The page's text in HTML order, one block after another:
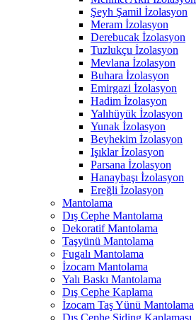
Şeyh Şamil İzolasyon
Meram İzolasyon
Derebucak İzolasyon
Tuzlukçu İzolasyon
Mevlana İzolasyon
Buhara İzolasyon
Emirgazi İzolasyon
Hadim İzolasyon
Yalıhüyük İzolasyon
Yunak İzolasyon
Beyhekim İzolasyon
Işıklar İzolasyon
Parsana İzolasyon
Hanaybaşı İzolasyon
Ereğli İzolasyon
Mantolama
Dış Cephe Mantolama
Dekoratif Mantolama
Taşyünü Mantolama
Fugalı Mantolama
İzocam Mantolama
Yalı Baskı Mantolama
Dış Cephe Kaplama
İzocam Taş Yünü Mantolama